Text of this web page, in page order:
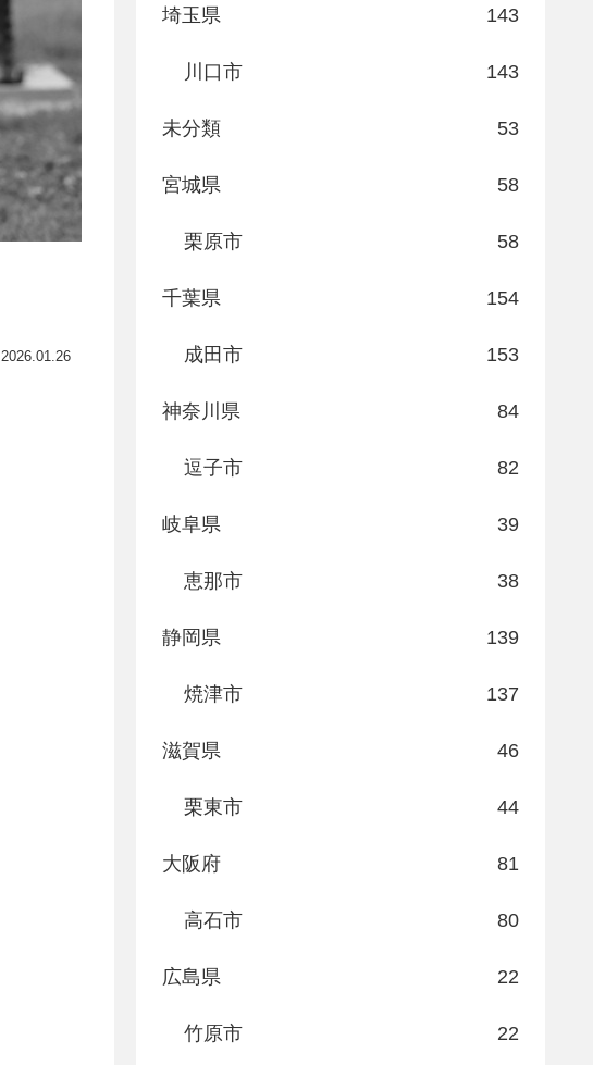
2026.01.26
埼玉県 143
川口市 143
未分類 53
宮城県 58
栗原市 58
千葉県 154
成田市 153
神奈川県 84
逗子市 82
岐阜県 39
恵那市 38
静岡県 139
焼津市 137
滋賀県 46
栗東市 44
大阪府 81
高石市 80
広島県 22
竹原市 22